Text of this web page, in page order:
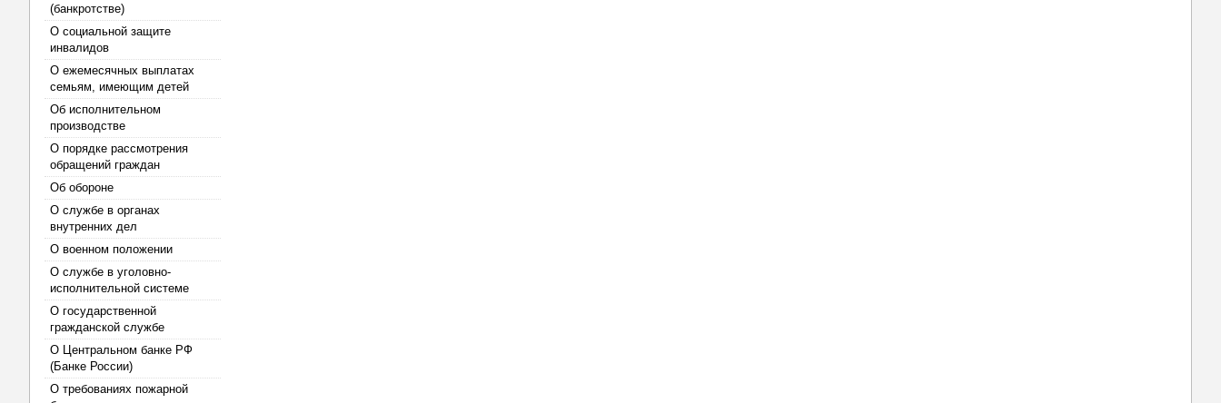
(банкротстве)
О социальной защите
инвалидов
О ежемесячных выплатах
семьям, имеющим детей
Об исполнительном
производстве
О порядке рассмотрения
обращений граждан
Об обороне
О службе в органах
внутренних дел
О военном положении
О службе в уголовно-
исполнительной системе
О государственной
гражданской службе
О Центральном банке РФ
(Банке России)
О требованиях пожарной